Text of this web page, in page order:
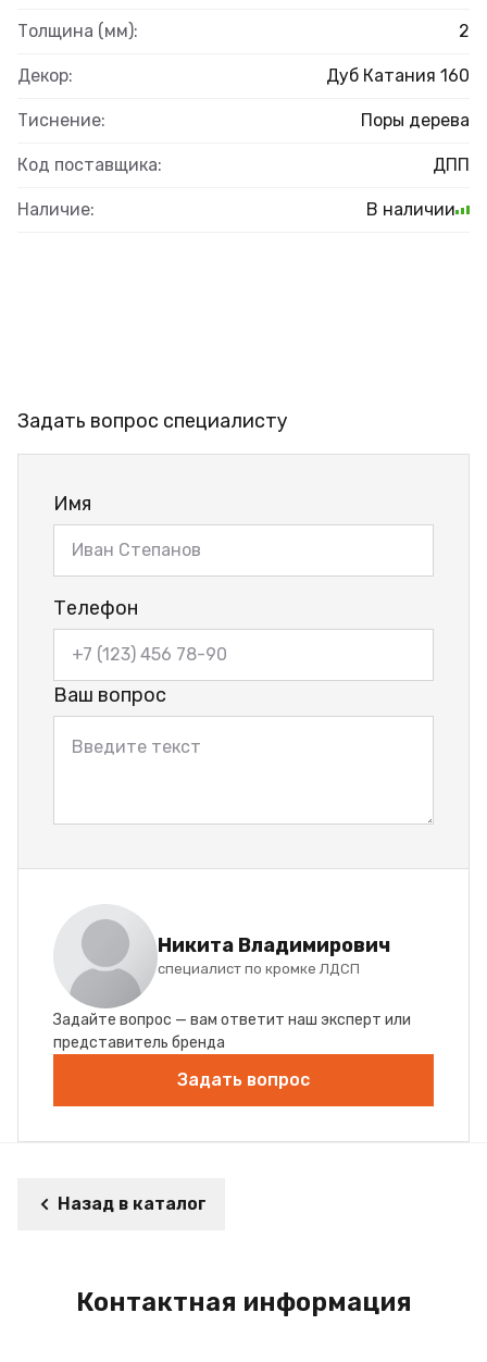
Толщина (мм): 2
Декор: Дуб Катания 160
Тиснение: Поры дерева
Код поставщика: ДПП
Наличие: В наличии
Задать вопрос специалисту
Имя
Телефон
Ваш вопрос
Никита Владимирович
специалист по кромке ЛДСП
Задайте вопрос — вам ответит наш эксперт или
представитель бренда
Задать вопрос
Назад в каталог
Контактная информация